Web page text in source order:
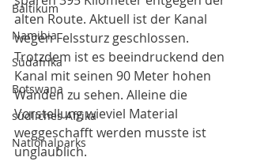
Baltikum
Namibia
Südafrika
Botswana
südliches Afrika
Nationalparks
alten Route. Aktuell ist der Kanal
wegen Felssturz geschlossen.
Trotzdem ist es beeindruckend den
Kanal mit seinen 90 Meter hohen
Wänden zu sehen. Alleine die
Vorstellung wieviel Material
weggeschafft werden musste ist
unglaublich.